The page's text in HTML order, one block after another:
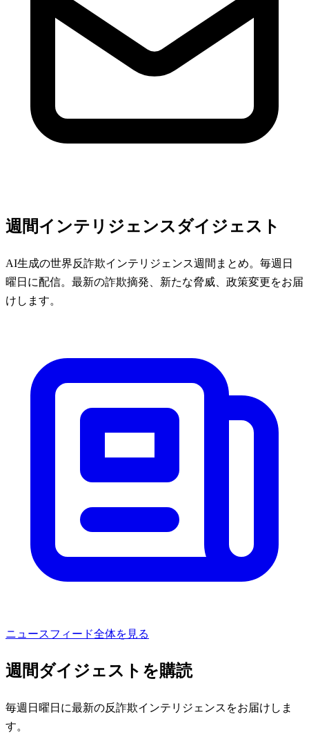
週間インテリジェンスダイジェスト
AI生成の世界反詐欺インテリジェンス週間まとめ。毎週日
曜日に配信。最新の詐欺摘発、新たな脅威、政策変更をお届
けします。
ニュースフィード全体を見る
週間ダイジェストを購読
毎週日曜日に最新の反詐欺インテリジェンスをお届けしま
す。